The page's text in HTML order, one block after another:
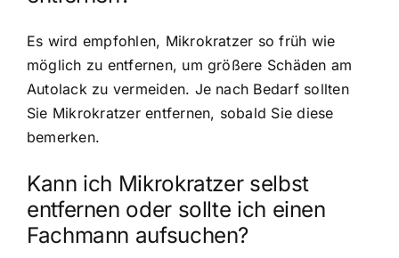
Es wird empfohlen, Mikrokratzer so früh wie
möglich zu entfernen, um größere Schäden am
Autolack zu vermeiden. Je nach Bedarf sollten
Sie Mikrokratzer entfernen, sobald Sie diese
bemerken.
Kann ich Mikrokratzer selbst
entfernen oder sollte ich einen
Fachmann aufsuchen?